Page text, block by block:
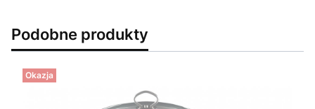
Podobne produkty
Okazja